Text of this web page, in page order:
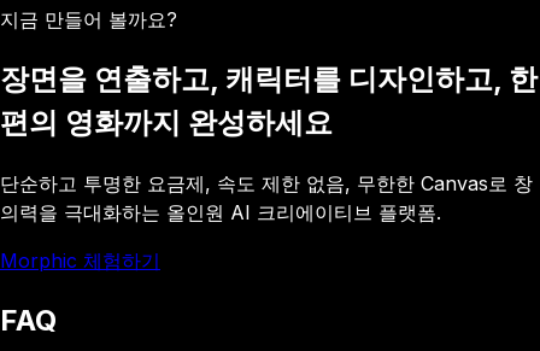
지금 만들어 볼까요?
장면을 연출하고, 캐릭터를 디자인하고, 한
편의 영화까지 완성하세요
단순하고 투명한 요금제, 속도 제한 없음, 무한한 Canvas로 창
의력을 극대화하는 올인원 AI 크리에이티브 플랫폼.
Morphic 체험하기
FAQ